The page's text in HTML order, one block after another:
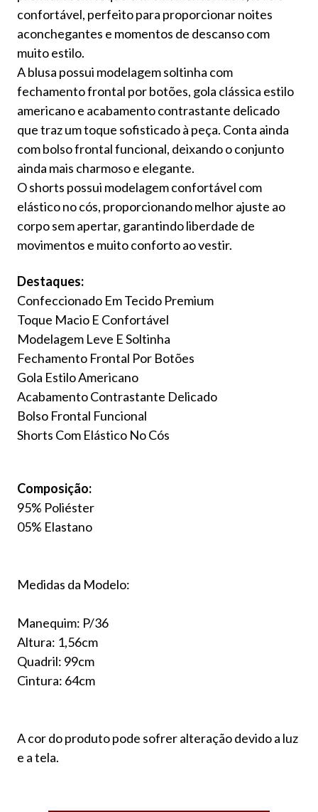
confortável, perfeito para proporcionar noites
aconchegantes e momentos de descanso com
muito estilo.
A blusa possui modelagem soltinha com
fechamento frontal por botões, gola clássica estilo
americano e acabamento contrastante delicado
que traz um toque sofisticado à peça. Conta ainda
com bolso frontal funcional, deixando o conjunto
ainda mais charmoso e elegante.
O shorts possui modelagem confortável com
elástico no cós, proporcionando melhor ajuste ao
corpo sem apertar, garantindo liberdade de
movimentos e muito conforto ao vestir.
Destaques:
Confeccionado Em Tecido Premium
Toque Macio E Confortável
Modelagem Leve E Soltinha
Fechamento Frontal Por Botões
Gola Estilo Americano
Acabamento Contrastante Delicado
Bolso Frontal Funcional
Shorts Com Elástico No Cós
Composição:
95% Poliéster
05% Elastano
Medidas da Modelo:
Manequim: P/36
Altura: 1,56cm
Quadril: 99cm
Cintura: 64cm
A cor do produto pode sofrer alteração devido a luz
e a tela.